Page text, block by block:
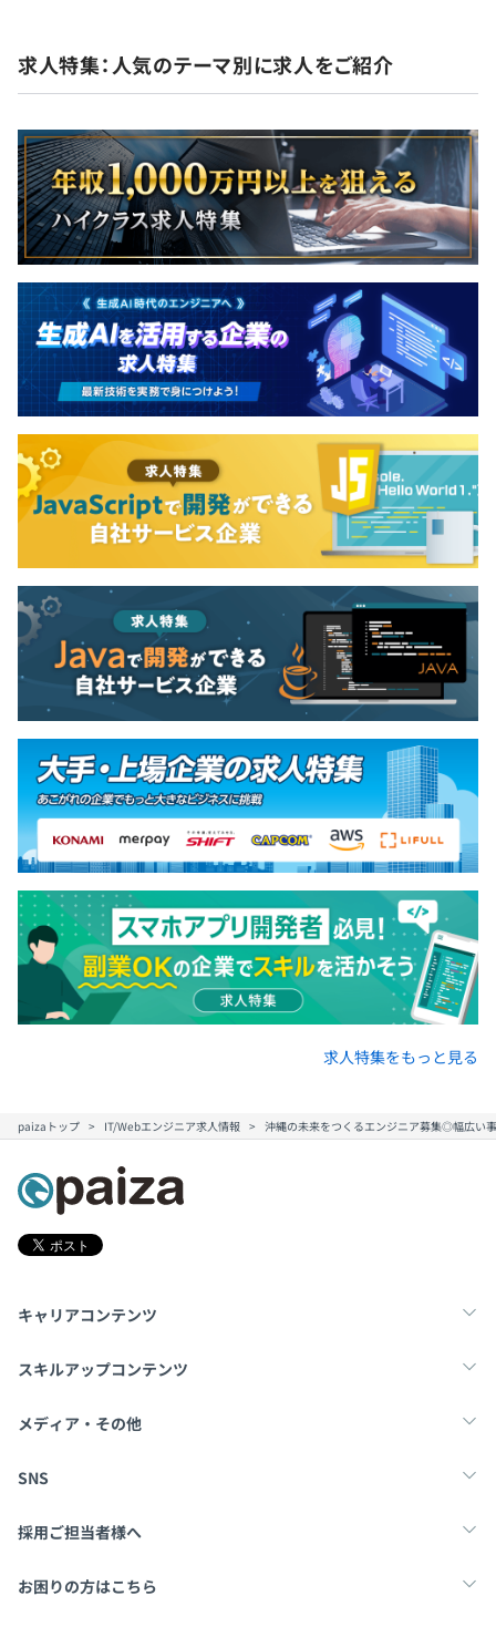
す。
【システムエンジニア】32才
2014年ｰ2018年 プログラマー（java、C#）
2019年ｰ2021年 サブリーダー（2～5名程度のチーム）
2022年-2023年 プロジェクトリーダー（5～10名程度の
複数プロジェクトをマネジメント）
【プログラマー】30才
2018年ｰ2022年 プログラマー（java、C＃）
2022年-2023年 サブリーダー兼務（2～5名程度のチー
ム）
【管理職】54才
2005年-2010年 中途採用プログラマー（C、VB、C＃、
PHP）
2010年-2015年 サブリーダー（2名程度のチーム）
2015年-2023年 プロジェクトリーダー（6名程度の社内
システムプロジェクト）
主な業務は、社内システムの内製化に関わるものです。
開発は1～2名のチーム体制で行われ、設計からプログラ
ミングまで全てチームで行います。
設計はチーム全体で作成し、プログラミングは役割分担を
決めて進行します。
システムがリリースされた後も、ユーザーからの要望に対
た組織体制を目指して取り組んでいます。
契約更新の上限
なし
3カ月（待遇の変更はありません）
※正社員登用あり
求人特集：人気のテーマ別に求人をご紹介
求人特集をもっと見る
paizaトップ IT/Webエンジニア求人情報 沖縄の未来をつくるエンジニア募集◎幅広い
キャリアコンテンツ
転職・キャリア
スキルアップコンテンツ
学習
メディア・その他
Tech Team Journal
SNS
X
採用ご担当者様へ
採用・教育をお考えの企業様へ
お困りの方はこちら